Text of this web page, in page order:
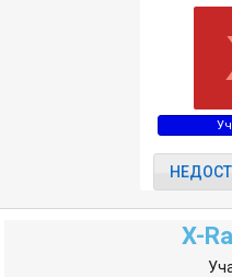
X-